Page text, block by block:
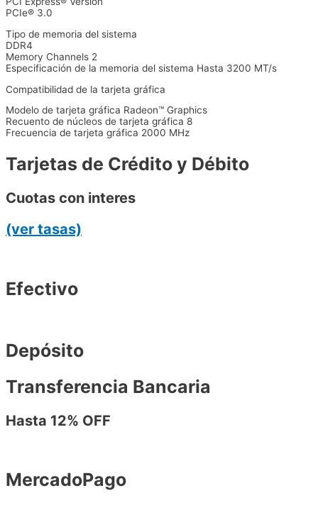
PCIe® 3.0
Tipo de memoria del sistema
DDR4
Memory Channels 2
Especificación de la memoria del sistema Hasta 3200 MT/s
Compatibilidad de la tarjeta gráfica
Modelo de tarjeta gráfica Radeon™ Graphics
Recuento de núcleos de tarjeta gráfica 8
Frecuencia de tarjeta gráfica 2000 MHz
Tarjetas de Crédito y Débito
Cuotas con interes
(ver tasas)
Efectivo
Depósito
Transferencia Bancaria
Hasta 12% OFF
MercadoPago